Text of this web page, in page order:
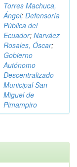
Torres Machuca,
Ángel; Defensoría
Pública del
Ecuador; Narváez
Rosales, Óscar;
Gobierno
Autónomo
Descentralizado
Municipal San
Miguel de
Pimampiro